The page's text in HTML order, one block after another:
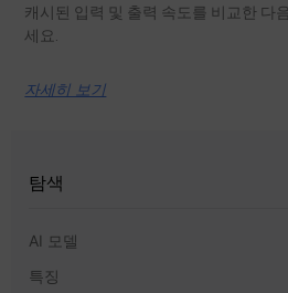
캐시된 입력 및 출력 속도를 비교한 다
세요.
자세히 보기
탐색
AI 모델
특징